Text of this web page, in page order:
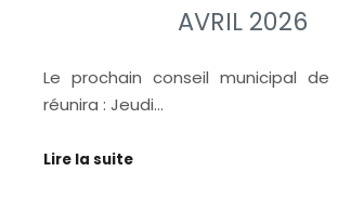
AVRIL 2026
Le prochain conseil municipal de
réunira : Jeudi…
Lire la suite